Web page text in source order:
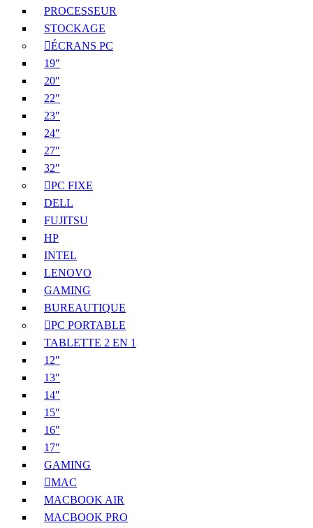
PROCESSEUR
STOCKAGE
ÉCRANS PC
19″
20″
22″
23″
24″
27″
32″
PC FIXE
DELL
FUJITSU
HP
INTEL
LENOVO
GAMING
BUREAUTIQUE
PC PORTABLE
TABLETTE 2 EN 1
12″
13″
14″
15″
16″
17″
GAMING
MAC
MACBOOK AIR
MACBOOK PRO